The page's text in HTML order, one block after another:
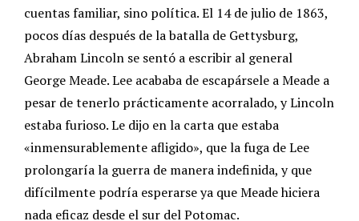
cuentas familiar, sino política. El 14 de julio de 1863,
pocos días después de la batalla de Gettysburg,
Abraham Lincoln se sentó a escribir al general
George Meade. Lee acababa de escapársele a Meade a
pesar de tenerlo prácticamente acorralado, y Lincoln
estaba furioso. Le dijo en la carta que estaba
«inmensurablemente afligido», que la fuga de Lee
prolongaría la guerra de manera indefinida, y que
difícilmente podría esperarse ya que Meade hiciera
nada eficaz desde el sur del Potomac.